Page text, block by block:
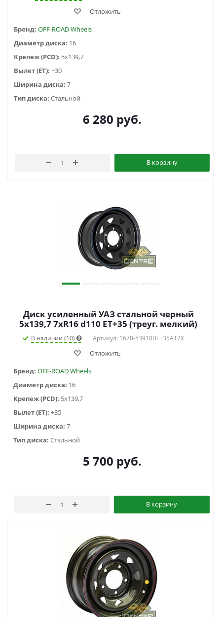
Отложить
Бренд: OFF-ROAD Wheels
Диаметр диска: 16
Крепеж (PCD): 5x139,7
Вылет (ET): +30
Ширина диска: 7
Тип диска: Стальной
6 280 руб.
В корзину
Диск усиленный УАЗ стальной черный
5x139,7 7xR16 d110 ET+35 (треуг. мелкий)
В наличии (10) Артикул: 1670-53910BL+35A17X
Отложить
Бренд: OFF-ROAD Wheels
Диаметр диска: 16
Крепеж (PCD): 5x139,7
Вылет (ET): +35
Ширина диска: 7
Тип диска: Стальной
5 700 руб.
В корзину